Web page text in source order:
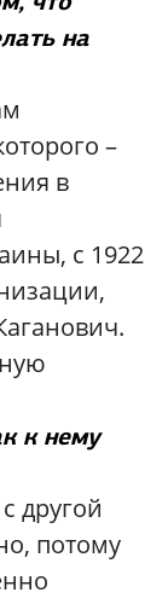
на
–
в
с 1922
к нему
другой
потому